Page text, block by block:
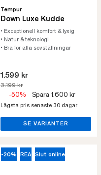
Tempur
Down Luxe Kudde
• Exceptionell komfort & lyxig
• Natur & teknologi
• Bra för alla sovställningar
1.599 kr
3.199 kr
-50% Spara 1.600 kr
Lägsta pris senaste 30 dagar
SE VARIANTER
-20% REA Slut online